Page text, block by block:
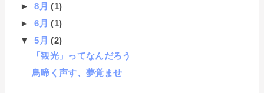
►8月(1)
►6月(1)
▼5月(2)
「観光」ってなんだろう
鳥啼く声す、夢覚ませ